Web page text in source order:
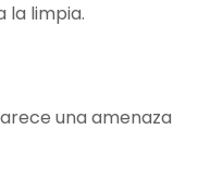
la limpia.
una amenaza